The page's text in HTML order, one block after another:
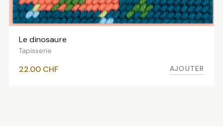
Le dinosaure
Tapisserie
22.00 CHF AJOUTER